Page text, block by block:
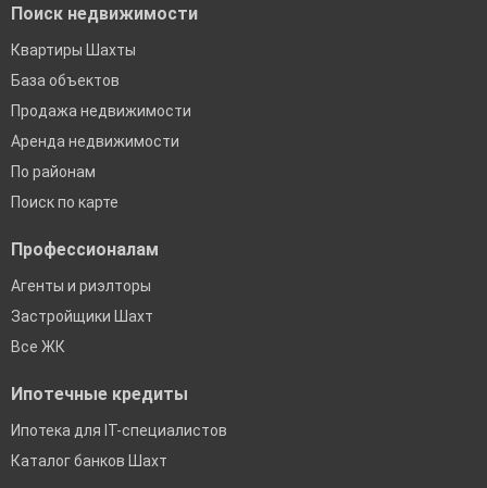
Поиск недвижимости
Квартиры Шахты
База объектов
Продажа недвижимости
Аренда недвижимости
По районам
Поиск по карте
Профессионалам
Агенты и риэлторы
Застройщики Шахт
Все ЖК
Ипотечные кредиты
Ипотека для IT-специалистов
Каталог банков Шахт